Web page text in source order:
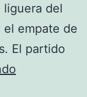
liguera del
el empate de
El partido